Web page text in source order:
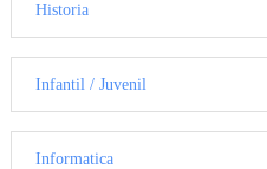
Historia
Infantil / Juvenil
Informatica